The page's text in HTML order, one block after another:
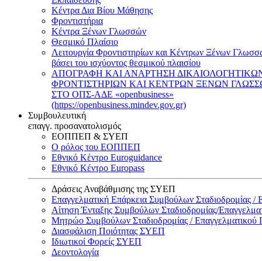
Κέντρα Δια Βίου Μάθησης
Φροντιστήρια
Κέντρα Ξένων Γλωσσών
Θεσμικό Πλαίσιο
Λειτουργία Φροντιστηρίων και Κέντρων Ξένων
βάσει του ισχύοντος θεσμικού πλαισίου
ΑΠΟΓΡΑΦΗ ΚΑΙ ΑΝΑΡΤΗΣΗ
ΦΡΟΝΤΙΣΤΗΡΙΩΝ ΚΑΙ ΚΕΝΤΡΩΝ ΞΕΝΩΝ
ΣΤΟ ΟΠΣ-ΑΔΕ «openbusiness»
(https://openbusiness.mindev.gov.gr)
Συμβουλευτική
επαγγ. προσανατολισμός
ΕΟΠΠΕΠ & ΣΥΕΠ
Ο ρόλος του ΕΟΠΠΕΠ
Εθνικό Κέντρο Euroguidance
Εθνικό Κέντρο Europass
Δράσεις Αναβάθμισης της ΣΥΕΠ
Επαγγελματική Επάρκεια Συμβούλων Σταδιοδρομίας /
Αίτηση Ένταξης Συμβούλων Σταδιοδρομίας/
Μητρώο Συμβούλων Σταδιοδρομίας / Επαγγελματικού
Διασφάλιση Ποιότητας ΣΥΕΠ
Ιδιωτικοί Φορείς ΣΥΕΠ
Δεοντολογία